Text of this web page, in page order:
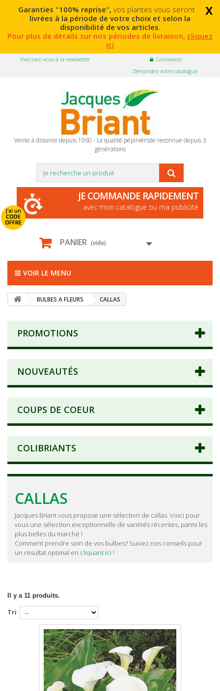
x
Garanties "100% reprise", vos plantes vous seront
livrées à la période de votre choix et selon la
disponibilité de vos articles.
Pour plus de détails sur nos périodes de livraison, cliquez
ici
Connexion
Inscrivez-vous à la newsletter
Demandez votre catalogue
Vente à distance depuis 1960 - La qualité pépiniériste reconnue depuis 3
générations
J'ai un
CODE
OFFRE
JE COMMANDE RAPIDEMENT
avec mon catalogue ou ma publicité
PANIER (vide)
VOIR LE MENU
BULBES A FLEURS CALLAS
PROMOTIONS
NOUVEAUTÉS
COUPS DE COEUR
COLIBRIANTS
CALLAS
Jacques Briant vous propose une sélection de callas. Voici pour
vous une sélection exceptionnelle de variétés récentes, parmi les
plus belles du marché !
Comment prendre soin de vos bulbes? Suivez nos conseils pour
un résultat optimal en cliquant ici !
Il y a 11 produits.
Tri